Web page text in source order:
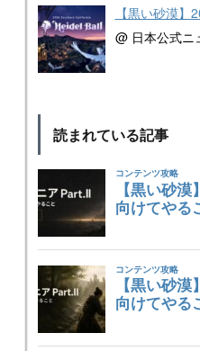
【黒い砂漠
@ 日本公式ニ
読まれている記事